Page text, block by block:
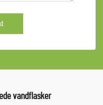
vandflasker